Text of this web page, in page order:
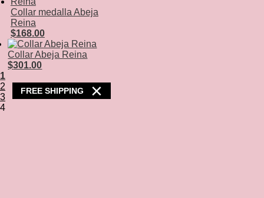
Collar medalla Abeja
Reina
$168.00
Collar Abeja Reina
$301.00
1
2
3
4
FREE SHIPPING ×